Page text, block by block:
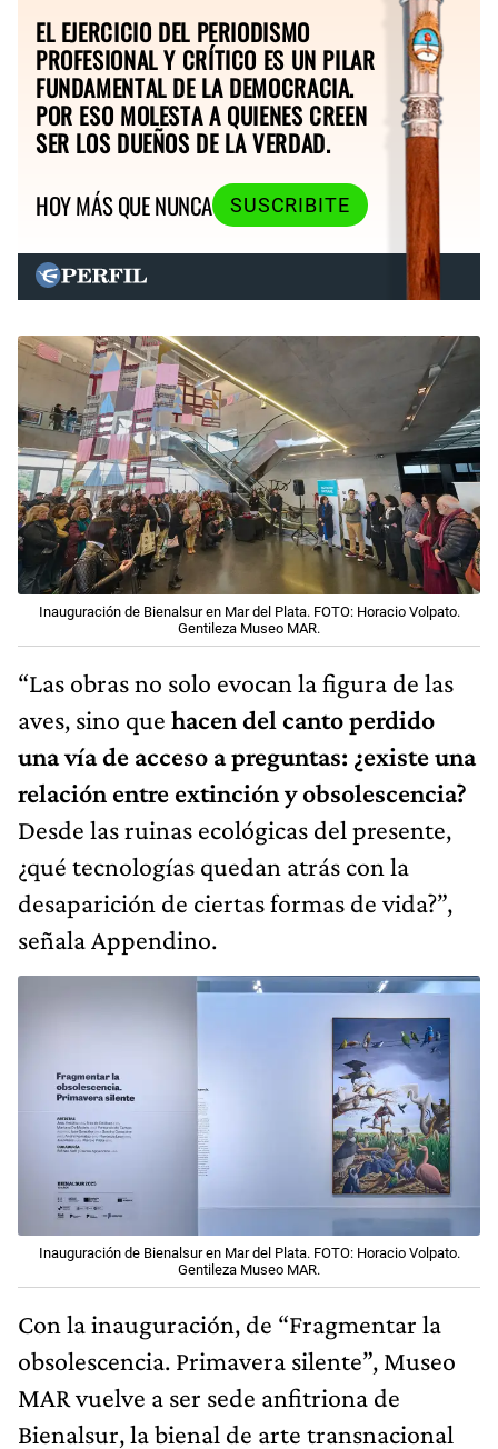
EL EJERCICIO DEL PERIODISMO
PROFESIONAL Y CRÍTICO ES UN PILAR
FUNDAMENTAL DE LA DEMOCRACIA.
POR ESO MOLESTA A QUIENES CREEN
SER LOS DUEÑOS DE LA VERDAD.
HOY MÁS QUE NUNCA
SUSCRIBITE
Inauguración de Bienalsur en Mar del Plata. FOTO: Horacio Volpato.
Gentileza Museo MAR.
“Las obras no solo evocan la figura de las
aves, sino que hacen del canto perdido
una vía de acceso a preguntas: ¿existe una
relación entre extinción y obsolescencia?
Desde las ruinas ecológicas del presente,
¿qué tecnologías quedan atrás con la
desaparición de ciertas formas de vida?”,
señala Appendino.
Inauguración de Bienalsur en Mar del Plata. FOTO: Horacio Volpato.
Gentileza Museo MAR.
Con la inauguración, de “Fragmentar la
obsolescencia. Primavera silente”, Museo
MAR vuelve a ser sede anfitriona de
Bienalsur, la bienal de arte transnacional